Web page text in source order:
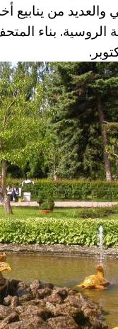
والعديد من
الروسية. بناء